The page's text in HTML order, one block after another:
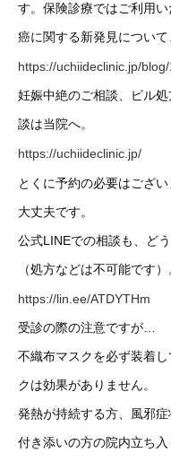
す。保険診療ではご利用い
癌に関する新発見について
https://uchiideclinic.jp/
妊娠中絶のご相談、ピル
談は当院へ。
https://uchiideclinic.jp/
とくに予約の必要はござ
大丈夫です。
公式LINEでの相談も、ど
（処方などは不可能です）
https://lin.ee/ATDYTHm
受診の際の注意ですが…
不織布マスクを必ず装着
クは効果がありません。
発熱が持続する方、風邪症
付き添いの方の院内立ち入